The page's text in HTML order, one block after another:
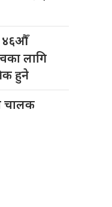
४६औँ
लागि
हुने
चालक